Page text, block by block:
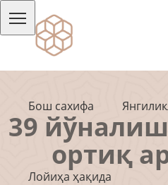
Бош сахифа
Лойиҳа ҳақида
39
ортиқ